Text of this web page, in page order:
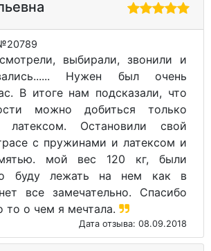
выбирали, звонили и
Нужен был очень
В итоге нам подсказали, что
можно добиться только
латексом. Остановили свой
с пружинами и латексом и
мой вес 120 кг, были
буду лежать на нем как в
все замечательно. Спасибо
то о чем я мечтала.
Дата отзыва: 08.09.2018